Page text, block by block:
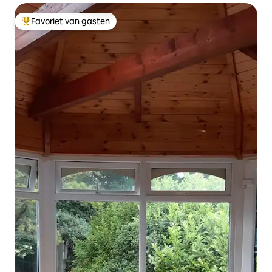
Topfavoriet van gasten
Favoriet van gasten